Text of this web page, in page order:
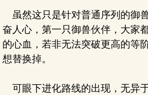
虽然这只是针对普通序列的御
奋人心，第一只御兽伙伴，大家
的心血，若非无法突破更高的等
想替换掉。
可眼下进化路线的出现，无异